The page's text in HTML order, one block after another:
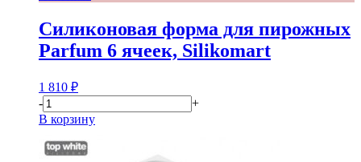
Силиконовая форма для пирожных
Parfum 6 ячеек, Silikomart
1 810 ₽
-
+
В корзину